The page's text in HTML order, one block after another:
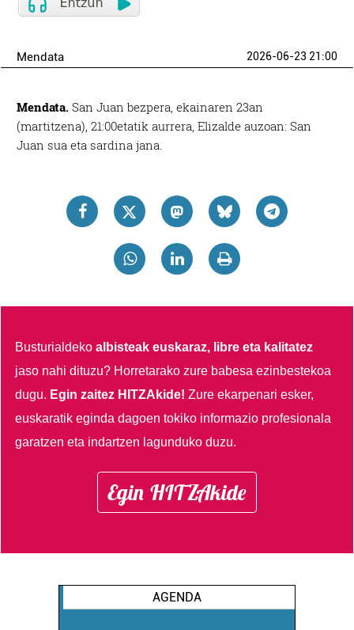
Mendata 2026-06-23 21:00
Mendata. San Juan bezpera, ekainaren 23an
(martitzena), 21:00etatik aurrera,Elizalde auzoan:San
Juan sua eta sardina jana.
Busturialdekoalbisteak euskaraz, libre eta kalitatez
jaso nahi dituzu? Horretarako zure babesa ezinbestekoa
dugu. Egin zaitez HITZAkide!Zure ekarpenari esker,
euskaratik eginda dagoen tokiko informazio profesionala
garatzen eta indartzen lagunduko duzu.
Egin HITZAkide
AGENDA